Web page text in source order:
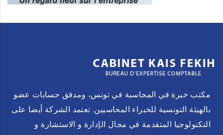
مكتب خبرة في المحاسبة في تونس، ومدقق حسابات عضو
بالهيئة التونسية للخبراء المحاسبين. تعتمد الشركة أيضا على
التكنولوجيا المتقدمة في مجال الإدارة و الاستشارة و